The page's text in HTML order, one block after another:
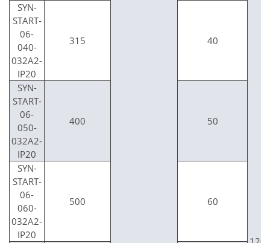
SYN-
START-
06-
040-
032A2-
IP20
315 40
SYN-
START-
06-
050-
032A2-
IP20
400 50
SYN-
START-
06-
060-
032A2-
IP20
500 60